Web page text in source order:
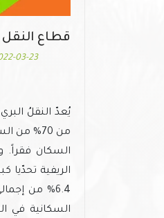
قطاع النقل
03-23
يُعدّ النقلُ
السكان فقراً.
6.4% من
السكانية في